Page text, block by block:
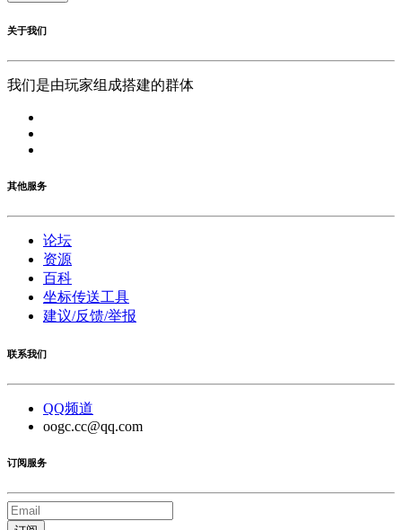
关于我们
我们是由玩家组成搭建的群体
其他服务
论坛
资源
百科
坐标传送工具
建议/反馈/举报
联系我们
QQ频道
oogc.cc@qq.com
订阅服务